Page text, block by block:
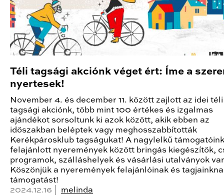
Téli tagsági akciónk véget ért: Íme a
nyertesek!
November 4. és december 11. között zajlott az idei téli
tagsági akciónk, több mint 100 értékes és izgalmas
ajándékot sorsoltunk ki azok között, akik ebben az
időszakban beléptek vagy meghosszabbították
Kerékpárosklub tagságukat! A nagylelkű
felajánlott nyeremények között bringás kiegészítők,
programok, szálláshelyek és vásárlási utalványok
Köszönjük a nyeremények felajánlóinak és
támogatást!
2024.12.16 | melinda